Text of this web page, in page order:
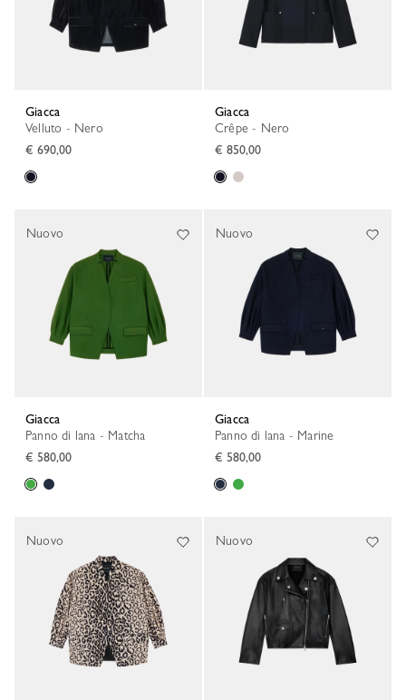
Giacca
Velluto - Nero
€ 690,00
Giacca
Crêpe - Nero
€ 850,00
Giacca
Panno di lana - Matcha
€ 580,00
Nuovo
Giacca
Panno di lana - Marine
€ 580,00
Nuovo
Nuovo Nuovo